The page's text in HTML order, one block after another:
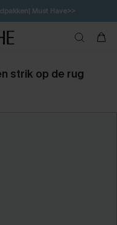
Must Have>>
15% korting>>
CODE: SW15
strik op de rug